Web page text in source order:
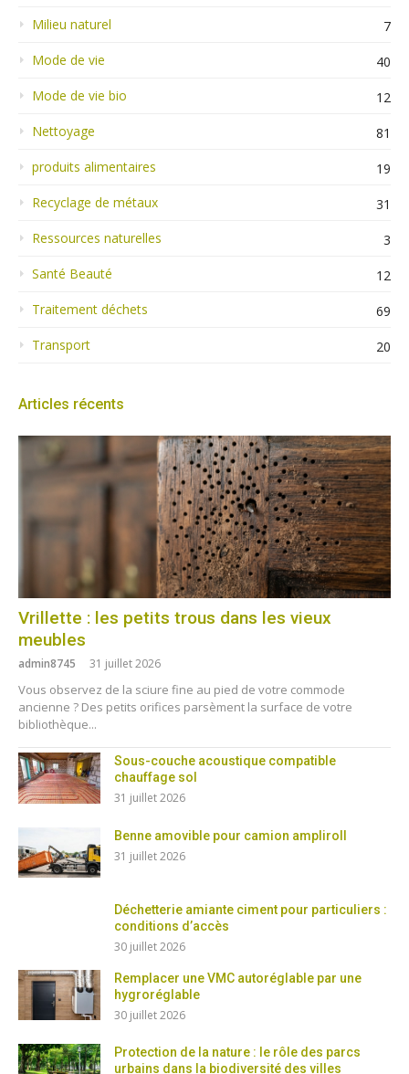
Milieu naturel
7
Mode de vie
40
Mode de vie bio
12
Nettoyage
81
produits alimentaires
19
Recyclage de métaux
31
Ressources naturelles
3
Santé Beauté
12
Traitement déchets
69
Transport
20
Articles récents
Vrillette : les petits trous dans les vieux
meubles
admin8745 31 juillet 2026
Vous observez de la sciure fine au pied de votre commode
ancienne ? Des petits orifices parsèment la surface de votre
bibliothèque...
Sous-couche acoustique compatible
chauffage sol
31 juillet 2026
Benne amovible pour camion ampliroll
31 juillet 2026
Déchetterie amiante ciment pour particuliers :
conditions d’accès
30 juillet 2026
Remplacer une VMC autoréglable par une
hygroréglable
30 juillet 2026
Protection de la nature : le rôle des parcs
urbains dans la biodiversité des villes